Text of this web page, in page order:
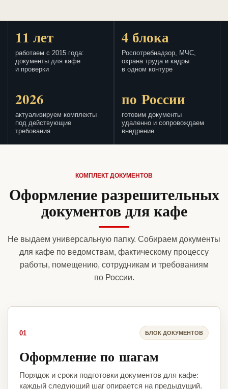
11 лет
работаем с 2015 года:
документы для кафе
и проверки
4 блока
Роспотребнадзор, МЧС,
охрана труда и кадры
в одном контуре
2026
актуализируем комплекты
под действующие
требования
по России
готовим документы
удаленно и сопровождаем
внедрение
КОМПЛЕКТ ДОКУМЕНТОВ
Оформление разрешительных
документов для кафе
Не выдаем универсальную папку. Собираем документы
для кафе по ведомствам, фактическому процессу
работы, помещению, сотрудникам и требованиям
по России.
01 БЛОК ДОКУМЕНТОВ
Оформление по шагам
Порядок и сроки подготовки документов для кафе:
каждый следующий шаг опирается на предыдущий.